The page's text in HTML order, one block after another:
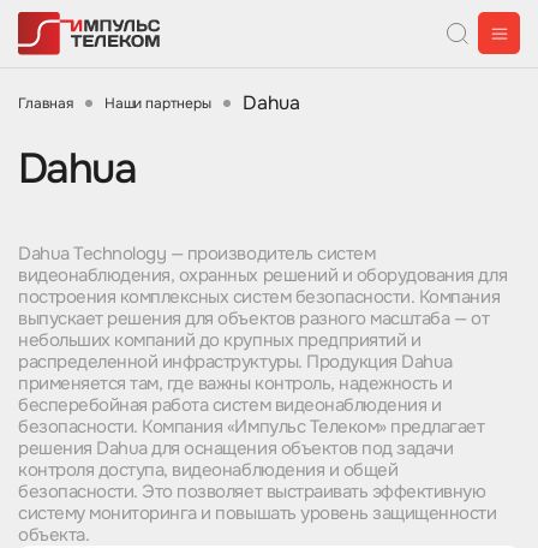
Главная Наши партнеры Dahua
Dahua
Dahua Technology — производитель систем
видеонаблюдения, охранных решений и оборудования для
построения комплексных систем безопасности. Компания
выпускает решения для объектов разного масштаба — от
небольших компаний до крупных предприятий и
распределенной инфраструктуры. Продукция Dahua
применяется там, где важны контроль, надежность и
бесперебойная работа систем видеонаблюдения и
безопасности. Компания «Импульс Телеком» предлагает
решения Dahua для оснащения объектов под задачи
контроля доступа, видеонаблюдения и общей
безопасности. Это позволяет выстраивать эффективную
систему мониторинга и повышать уровень защищенности
объекта.